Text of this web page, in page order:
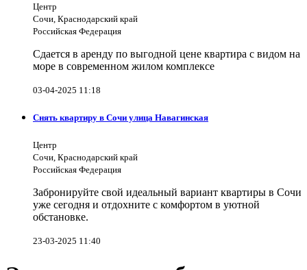
Центр
Сочи, Краснодарский край
Российская Федерация
Сдается в аренду по выгодной цене квартира с видом на
море в современном жилом комплексе
03-04-2025 11:18
Снять квартиру в Сочи улица Навагинская
Центр
Сочи, Краснодарский край
Российская Федерация
Забронируйте свой идеальный вариант квартиры в Сочи
уже сегодня и отдохните с комфортом в уютной
обстановке.
23-03-2025 11:40